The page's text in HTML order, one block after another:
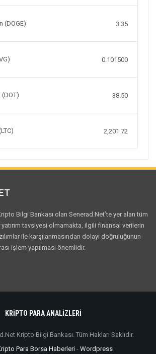
(DOGE) 3.35
0.101500
38.50
2,201.72
Bilgi Bankası olan Senerad.Net’te yer alan tüm
tavsiyesi olmamakta, ilgili finansal verilerin
ile karşılanmasından dolayı doğruluğunun
işlem yapılması önemlidir.
KRİPTO PARA ANALİZLERİ
Kripto Bilgi Bankası. Tüm Hakları Saklıdır.
Para Borsa Haberleri- Wordpress